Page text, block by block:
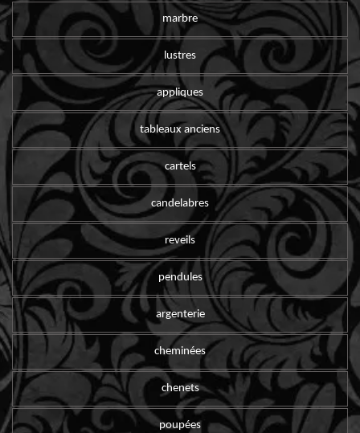
marbre
lustres
appliques
tableaux anciens
cartels
candelabres
reveils
pendules
argenterie
cheminées
chenets
poupées